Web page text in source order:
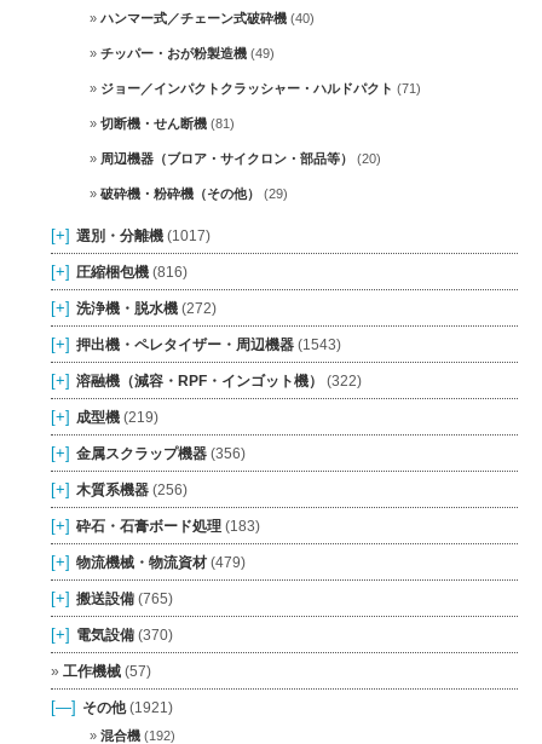
ハンマー式／チェーン式破砕機 (40)
チッパー・おが粉製造機 (49)
ジョー／インパクトクラッシャー・ハルドパクト (71)
切断機・せん断機 (81)
周辺機器（ブロア・サイクロン・部品等） (20)
破砕機・粉砕機（その他） (29)
[+] 選別・分離機 (1017)
[+] 圧縮梱包機 (816)
[+] 洗浄機・脱水機 (272)
[+] 押出機・ペレタイザー・周辺機器 (1543)
[+] 溶融機（減容・RPF・インゴット機） (322)
[+] 成型機 (219)
[+] 金属スクラップ機器 (356)
[+] 木質系機器 (256)
[+] 砕石・石膏ボード処理 (183)
[+] 物流機械・物流資材 (479)
[+] 搬送設備 (765)
[+] 電気設備 (370)
工作機械 (57)
[—] その他(1921)
混合機 (192)